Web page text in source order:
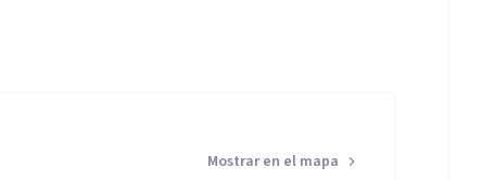
Mostrar en el mapa